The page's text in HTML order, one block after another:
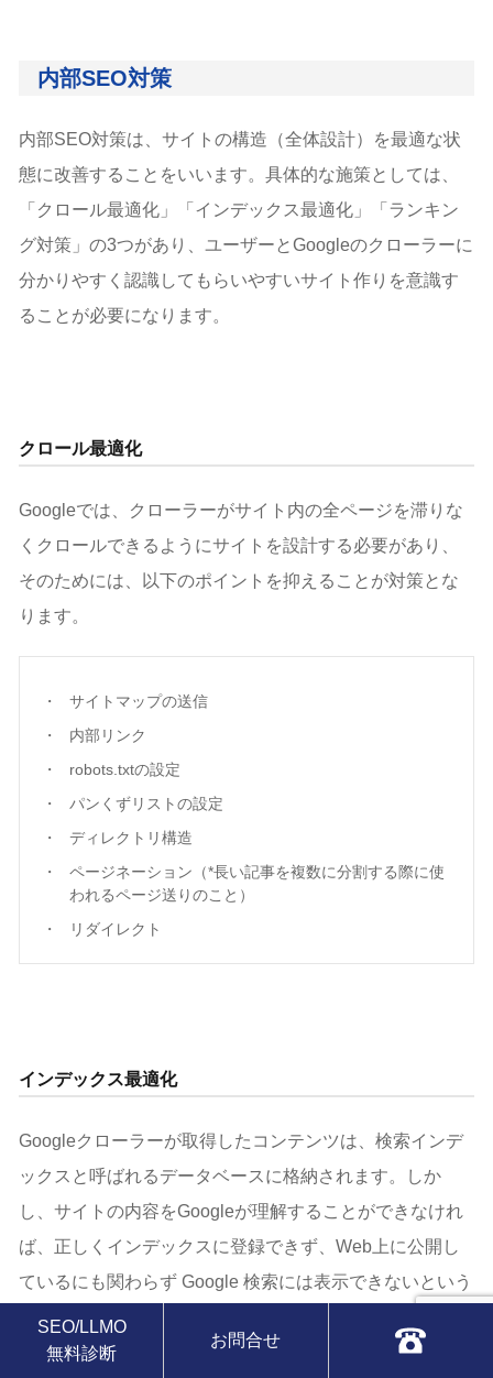
内部SEO対策
内部SEO対策は、サイトの構造（全体設計）を最適な状
態に改善することをいいます。具体的な施策としては、
「クロール最適化」「インデックス最適化」「ランキン
グ対策」の3つがあり、ユーザーとGoogleのクローラーに
分かりやすく認識してもらいやすいサイト作りを意識す
ることが必要になります。
クロール最適化
Googleでは、クローラーがサイト内の全ページを滞りな
くクロールできるようにサイトを設計する必要があり、
そのためには、以下のポイントを抑えることが対策とな
ります。
サイトマップの送信
内部リンク
robots.txtの設定
パンくずリストの設定
ディレクトリ構造
ページネーション（*長い記事を複数に分割する際に使
われるページ送りのこと）
リダイレクト
インデックス最適化
Googleクローラーが取得したコンテンツは、検索インデ
ックスと呼ばれるデータベースに格納されます。しか
し、サイトの内容をGoogleが理解することができなけれ
ば、正しくインデックスに登録できず、Web上に公開し
ているにも関わらず Google 検索には表示できないという
ことが起こってしまいます。そうならないためにも以下
の対策をすることが必要になります。
SEO/LLMO
無料診断
お問合せ